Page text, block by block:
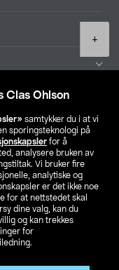
Clas Ohlson
samtykker du i at vi
sporingsteknologi på
for å
analysere bruken av
Vi bruker fire
analytiske og
er det ikke noe
for at nettstedet skal
dine valg, kan du
og kan trekkes
for
+